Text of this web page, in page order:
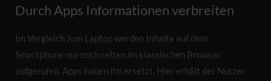
Durch Apps Informationen verbreiten
Im Vergleich zum Laptop werden Inhalte auf dem
Smartphone nur noch selten im klassischen Browser
aufgerufen. Apps haben ihn ersetzt. Hier erhält der Nutzer